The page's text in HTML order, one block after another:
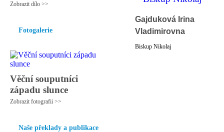
Zobrazit dílo >>
Fotogalerie
Věční souputníci
západu slunce
Zobrazit fotografii >>
Naše překlady a publikace
Gajduková Irina
Vladimirovna
Biskup Nikolaj